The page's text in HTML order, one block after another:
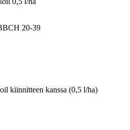
20-39
kiinnitteen kanssa (0,5 l/ha)